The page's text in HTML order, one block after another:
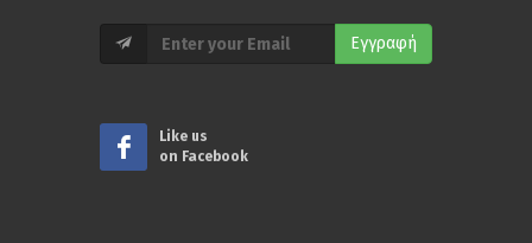
Εγγραφή
Like us
on Facebook